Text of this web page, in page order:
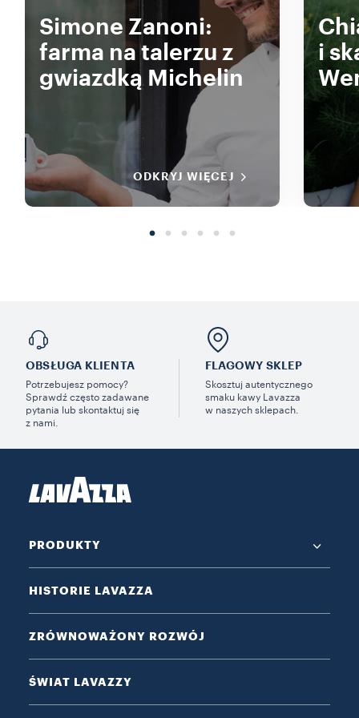
Simone Zanoni:
farma na talerzu z
gwiazdką Michelin
ODKRYJ WIĘCEJ
i
OBSŁUGA KLIENTA
Potrzebujesz pomocy?
Sprawdź często zadawane
pytania lub skontaktuj się
z nami.
FLAGOWY SKLEP
Skosztuj autentycznego
smaku kawy Lavazza
w naszych sklepach.
PRODUKTY
HISTORIE LAVAZZA
ZRÓWNOWAŻONY ROZWÓJ
ŚWIAT LAVAZZY